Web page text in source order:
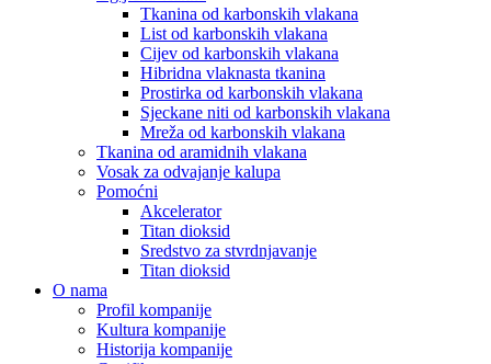
Tkanina od karbonskih vlakana
List od karbonskih vlakana
Cijev od karbonskih vlakana
Hibridna vlaknasta tkanina
Prostirka od karbonskih vlakana
Sjeckane niti od karbonskih vlakana
Mreža od karbonskih vlakana
Tkanina od aramidnih vlakana
Vosak za odvajanje kalupa
Pomoćni
Akcelerator
Titan dioksid
Sredstvo za stvrdnjavanje
Titan dioksid
O nama
Profil kompanije
Kultura kompanije
Historija kompanije